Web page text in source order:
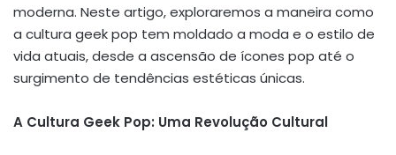
moderna. Neste artigo, exploraremos a maneira como
a cultura geek pop tem moldado a moda e o estilo de
vida atuais, desde a ascensão de ícones pop até o
surgimento de tendências estéticas únicas.
A Cultura Geek Pop: Uma Revolução Cultural